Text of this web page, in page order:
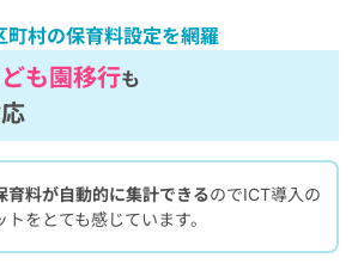
町村の保育料設定を網羅
も園移行も
育料が自動的に集計できるのでICT導入の
トをとても感じています。